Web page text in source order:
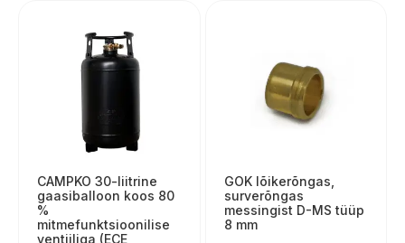
CAMPKO 30-liitrine
gaasiballoon koos 80
%
mitmefunktsioonilise
ventiiliga (ECE
GOK lõikerõngas,
surverõngas
messingist D-MS tüüp
8 mm